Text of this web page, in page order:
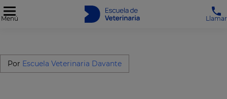
Menú Llamar
Por Escuela Veterinaria Davante